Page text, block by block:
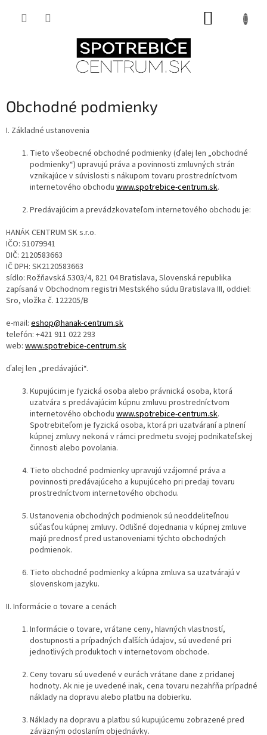
NÁKUPNÝ
Obchodné podmienky
I. Základné ustanovenia
Tieto všeobecné obchodné podmienky (ďalej len „obchodné
podmienky“) upravujú práva a povinnosti zmluvných strán
vznikajúce v súvislosti s nákupom tovaru prostredníctvom
internetového obchodu www.spotrebice-centrum.sk.
Predávajúcim a prevádzkovateľom internetového obchodu je:
HANÁK CENTRUM SK s.r.o.
IČO: 51079941
DIČ: 2120583663
IČ DPH: SK2120583663
sídlo: Rožňavská 5303/4, 821 04 Bratislava, Slovenská republika
zapísaná v Obchodnom registri Mestského súdu Bratislava III, oddiel:
Sro, vložka č. 122205/B
e-mail: eshop@hanak-centrum.sk
telefón: +421 911 022 293
web: www.spotrebice-centrum.sk
ďalej len „predávajúci“.
Kupujúcim je fyzická osoba alebo právnická osoba, ktorá
uzatvára s predávajúcim kúpnu zmluvu prostredníctvom
internetového obchodu www.spotrebice-centrum.sk.
Spotrebiteľom je fyzická osoba, ktorá pri uzatváraní a plnení
kúpnej zmluvy nekoná v rámci predmetu svojej podnikateľskej
činnosti alebo povolania.
Tieto obchodné podmienky upravujú vzájomné práva a
povinnosti predávajúceho a kupujúceho pri predaji tovaru
prostredníctvom internetového obchodu.
Ustanovenia obchodných podmienok sú neoddeliteľnou
súčasťou kúpnej zmluvy. Odlišné dojednania v kúpnej zmluve
majú prednosť pred ustanoveniami týchto obchodných
podmienok.
Tieto obchodné podmienky a kúpna zmluva sa uzatvárajú v
slovenskom jazyku.
II. Informácie o tovare a cenách
Informácie o tovare, vrátane ceny, hlavných vlastností,
dostupnosti a prípadných ďalších údajov, sú uvedené pri
jednotlivých produktoch v internetovom obchode.
Ceny tovaru sú uvedené v eurách vrátane dane z pridanej
hodnoty. Ak nie je uvedené inak, cena tovaru nezahŕňa prípadné
náklady na dopravu alebo platbu na dobierku.
Náklady na dopravu a platbu sú kupujúcemu zobrazené pred
záväzným odoslaním objednávky.